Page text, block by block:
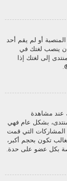
أو لم يقم أحد
ينصب لغتك في
إلى لغتك إذا
عند مشاهدة
بشكل عام فهي
التي قمت
تكون بحجم أكبر،
بكل عضو على حدة.